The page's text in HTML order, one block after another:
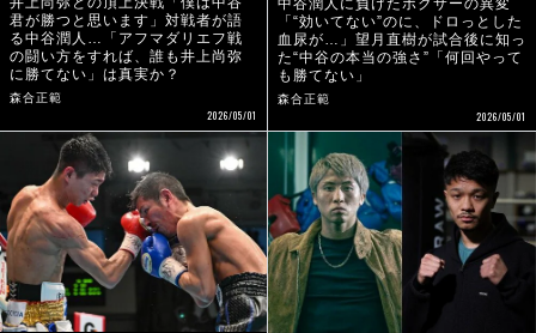
君が勝つと思います」対戦者が語
る中谷潤人…「アフマダリエフ戦
の闘い方をすれば、誰も井上尚弥
に勝てない」は真実か？
森合正範
2026/05/01
「“効いてない”のに、ドロっとした
血尿が…」望月直樹が試合後に知っ
た“中谷の本当の強さ”「何回やって
も勝てない」
森合正範
2026/05/01